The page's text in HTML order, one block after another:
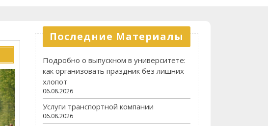
Последние Материалы
Подробно о выпускном в университете:
как организовать праздник без лишних
хлопот
06.08.2026
Услуги транспортной компании
06.08.2026